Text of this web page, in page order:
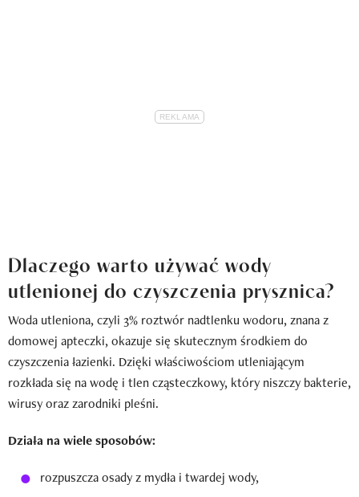
Dlaczego warto używać wody
utlenionej do czyszczenia prysznica?
Woda utleniona, czyli 3% roztwór nadtlenku wodoru, znana z
domowej apteczki, okazuje się skutecznym środkiem do
czyszczenia łazienki. Dzięki właściwościom utleniającym
rozkłada się na wodę i tlen cząsteczkowy, który niszczy bakterie,
wirusy oraz zarodniki pleśni.
Działa na wiele sposobów:
rozpuszcza osady z mydła i twardej wody,